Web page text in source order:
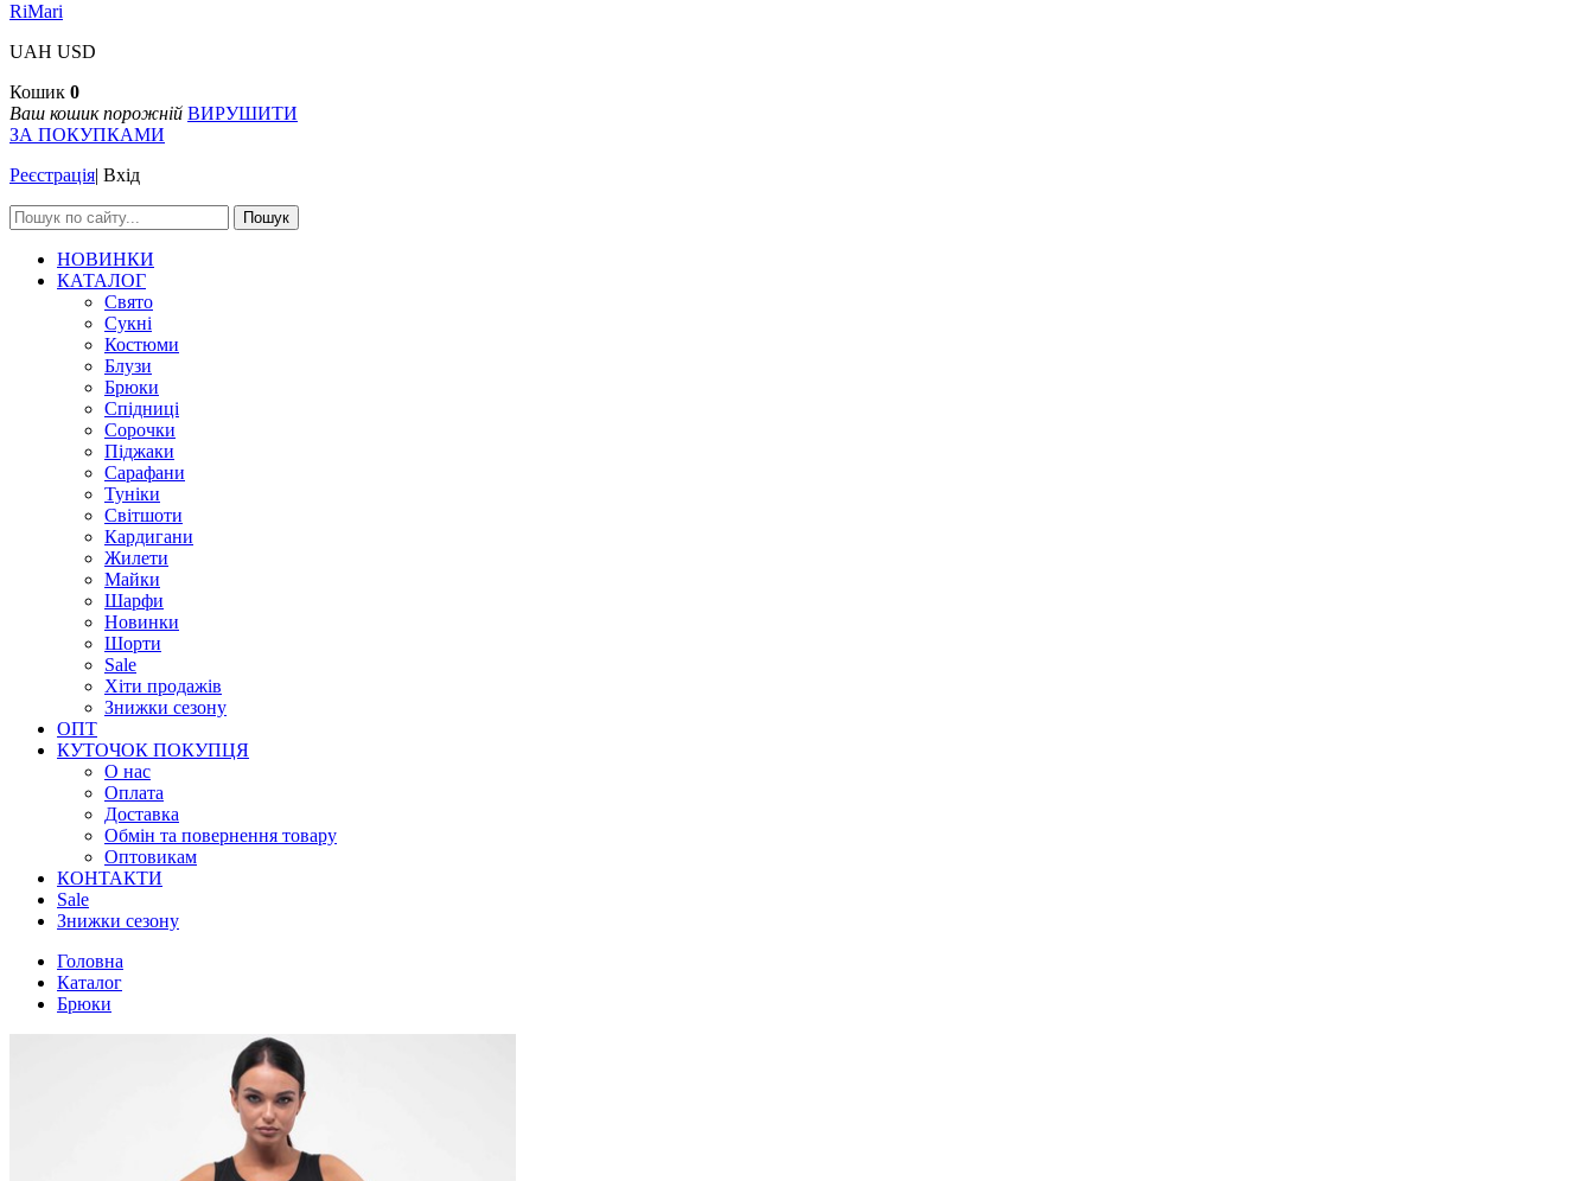
RiMari
UAH USD
Кошик 0
Ваш кошик порожній ВИРУШИТИ
ЗА ПОКУПКАМИ
Реєстрація| Вхід
Пошук
НОВИНКИ
КАТАЛОГ
Свято
Сукні
Костюми
Блузи
Брюки
Спідниці
Сорочки
Піджаки
Сарафани
Туніки
Світшоти
Кардигани
Жилети
Майки
Шарфи
Новинки
Шорти
Sale
Хіти продажів
Знижки сезону
ОПТ
КУТОЧОК ПОКУПЦЯ
О нас
Оплата
Доставка
Обмін та повернення товару
Оптовикам
КОНТАКТИ
Sale
Знижки сезону
Головна
Каталог
Брюки